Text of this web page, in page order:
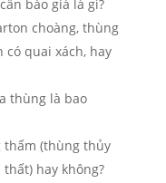
báo giá là gì?
choàng, thùng
quai xách, hay
thùng là bao
thấm (thùng thủy
hay không?